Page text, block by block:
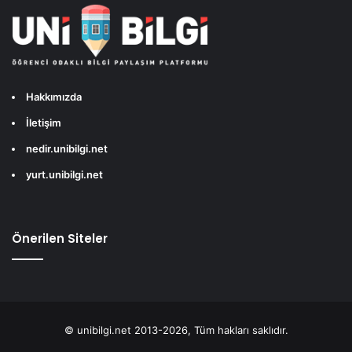
Hakkımızda
İletişim
nedir.unibilgi.net
yurt.unibilgi.net
Önerilen Siteler
© unibilgi.net 2013-2026, Tüm hakları saklıdır.